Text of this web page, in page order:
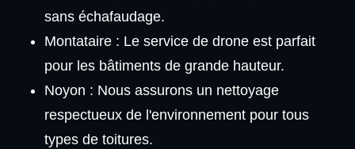
sans échafaudage.
Montataire : Le service de drone est parfait
pour les bâtiments de grande hauteur.
Noyon : Nous assurons un nettoyage
respectueux de l'environnement pour tous
types de toitures.